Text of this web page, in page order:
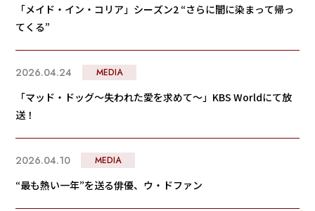
「メイド・イン・コリア」シーズン2 “さらに闇に染まって帰っ
てくる”
2026.04.24 MEDIA
「マッド・ドッグ～失われた愛を求めて～」KBS Worldにて放
送！
2026.04.10 MEDIA
“最も熱い一年”を送る俳優、ウ・ドファン